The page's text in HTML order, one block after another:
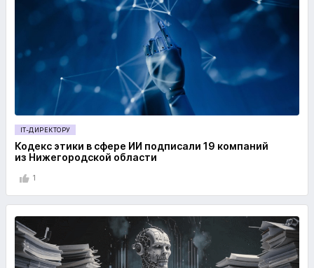
IT-ДИРЕКТОРУ
Кодекс этики в сфере ИИ подписали 19 компаний
из Нижегородской области
1